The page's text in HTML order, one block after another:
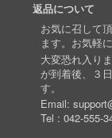
返品について
お気に召して
ます。お気軽
大変恐れ入り
が到着後、３
す。
Email:
Tel : 042-555-